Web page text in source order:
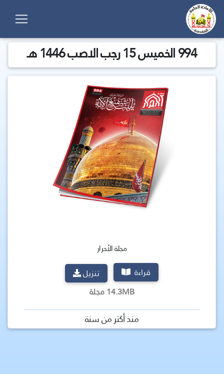
994 الخميس 15 رجب الاصب 1446 هـ
مجلة الأحرار
قراءة
تنزيل
14.3MB مجلة
منذ أكثر من سنة